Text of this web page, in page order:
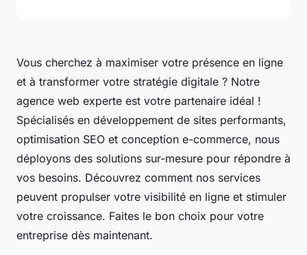
Vous cherchez à maximiser votre présence en ligne
et à transformer votre stratégie digitale ? Notre
agence web experte est votre partenaire idéal !
Spécialisés en développement de sites performants,
optimisation SEO et conception e-commerce, nous
déployons des solutions sur-mesure pour répondre à
vos besoins. Découvrez comment nos services
peuvent propulser votre visibilité en ligne et stimuler
votre croissance. Faites le bon choix pour votre
entreprise dès maintenant.